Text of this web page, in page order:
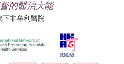
的醫治大能
下非牟利醫院